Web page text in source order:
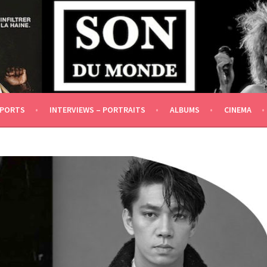
IDÉOLOGIQUE ET FINANCIÈRE]
INTERVIEWS – PORTRAITS ALBUMS CINEMA